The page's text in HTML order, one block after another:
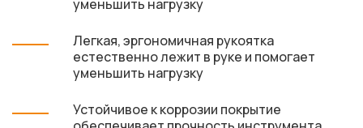
уменьшить нагрузку
Легкая, эргономичная рукоятка
естественно лежит в руке и помогает
уменьшить нагрузку
Устойчивое к коррозии покрытие